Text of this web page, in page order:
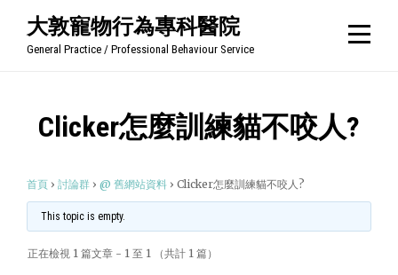
大敦寵物行為專科醫院
General Practice / Professional Behaviour Service
Clicker怎麼訓練貓不咬人?
首頁 › 討論群 › @ 舊網站資料 › Clicker怎麼訓練貓不咬人?
This topic is empty.
正在檢視 1 篇文章 - 1 至 1 （共計 1 篇）